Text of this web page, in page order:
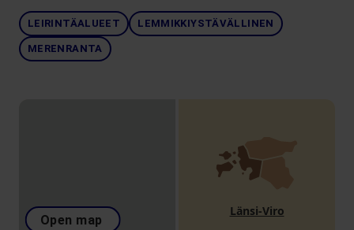
LEIRINTÄALUEET LEMMIKKIYSTÄVÄLLINEN
MERENRANTA
Open map
Länsi-Viro